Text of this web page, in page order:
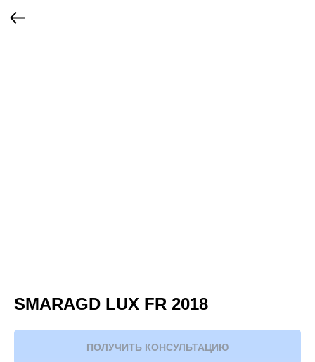
SMARAGD LUX FR 2018
ПОЛУЧИТЬ КОНСУЛЬТАЦИЮ